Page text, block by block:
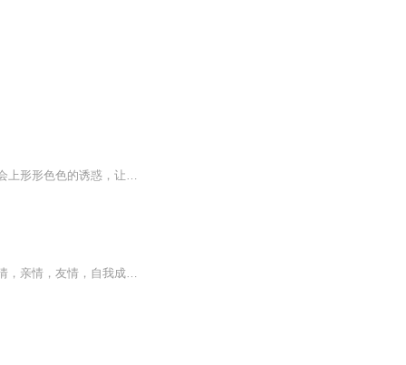
【简介】邓石安曾经同妻子张媛媛也是十分的相爱，但是随着年纪的增大，阅历的增长和社会上形形色色的诱惑，让这段原本纯粹的爱情终于还是变质了，他们的婚姻遭到了危机，可是邓石安一时间还没有完全意识到问题的严重性，直到真正失去的那一刻，他想要挽回，一切都已经晚了。【主播/作者介绍】作者：梁公子 知名小说作家代表作品《爱尽甘来，不再苦》《爱在我们相遇的瞬间》《双生一枝花》《自是无花空对月》等等主播：厘荒 灵逍逍后期：8090后期团队
节目主题：名家美文适合谁听：老少读者书籍信息：励志抒情短文内容重点：涉及生活，爱情，亲情，友情，自我成长等主播介绍：可甜可咸小姐姐主播寄语：不感悟不人生，不励志不成长更新频率：每天更新，有事第二天补更情感共鸣中积极乐观，品味中享受美好人生